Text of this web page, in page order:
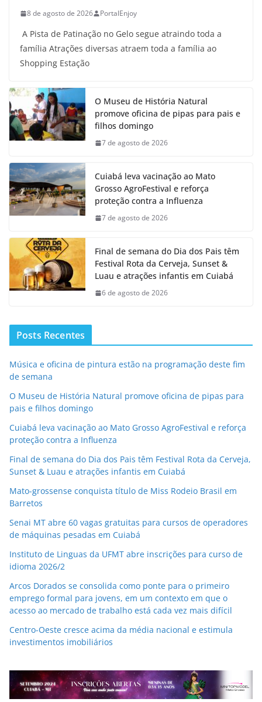
8 de agosto de 2026 PortalEnjoy
A Pista de Patinação no Gelo segue atraindo toda a
família Atrações diversas atraem toda a família ao
Shopping Estação
O Museu de História Natural
promove oficina de pipas para pais e
filhos domingo
7 de agosto de 2026
Cuiabá leva vacinação ao Mato
Grosso AgroFestival e reforça
proteção contra a Influenza
7 de agosto de 2026
Final de semana do Dia dos Pais têm
Festival Rota da Cerveja, Sunset &
Luau e atrações infantis em Cuiabá
6 de agosto de 2026
Posts Recentes
Música e oficina de pintura estão na programação deste fim
de semana
O Museu de História Natural promove oficina de pipas para
pais e filhos domingo
Cuiabá leva vacinação ao Mato Grosso AgroFestival e reforça
proteção contra a Influenza
Final de semana do Dia dos Pais têm Festival Rota da Cerveja,
Sunset & Luau e atrações infantis em Cuiabá
Mato-grossense conquista título de Miss Rodeio Brasil em
Barretos
Senai MT abre 60 vagas gratuitas para cursos de operadores
de máquinas pesadas em Cuiabá
Instituto de Linguas da UFMT abre inscrições para curso de
idioma 2026/2
Arcos Dorados se consolida como ponte para o primeiro
emprego formal para jovens, em um contexto em que o
acesso ao mercado de trabalho está cada vez mais difícil
Centro-Oeste cresce acima da média nacional e estimula
investimentos imobiliários